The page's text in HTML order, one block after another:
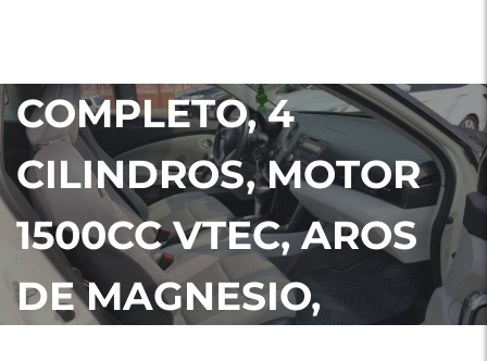
COMPLETO, 4
CILINDROS, MOTOR
1500CC VTEC, AROS
DE MAGNESIO,